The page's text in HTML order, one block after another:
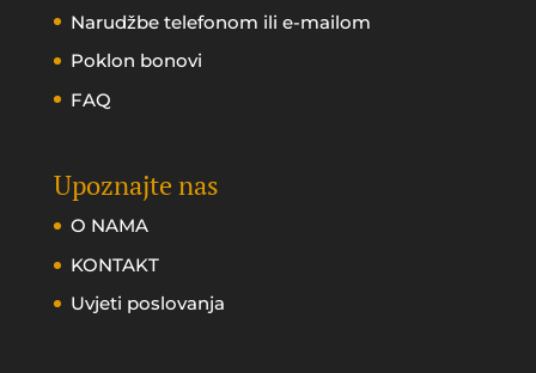
Narudžbe telefonom ili e-mailom
Poklon bonovi
FAQ
Upoznajte nas
O NAMA
KONTAKT
Uvjeti poslovanja